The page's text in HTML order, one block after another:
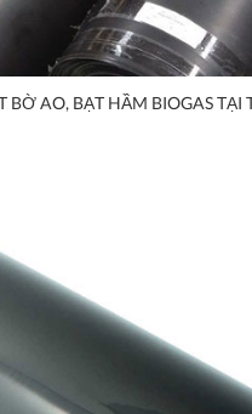
AO, BẠT HẦM BIOGAS TẠI